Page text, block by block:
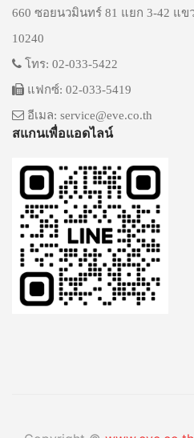
660 ซอยนวมินทร์ 81 แยก 3-42 แข
10240
โทร: 02-033-5422
แฟกซ์: 02-033-5419
อีเมล: service@eve.co.th
สแกนเพื่อแอดไลน์